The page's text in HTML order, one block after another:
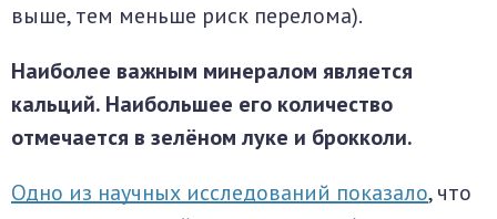
выше, тем меньше риск перелома).
Наиболее важным минералом является
кальций. Наибольшее его количество
отмечается в зелёном луке и брокколи.
Одно из научных исследований показало, что